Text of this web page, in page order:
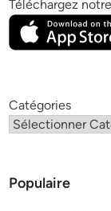
Téléchargez
Catégories
Populaire